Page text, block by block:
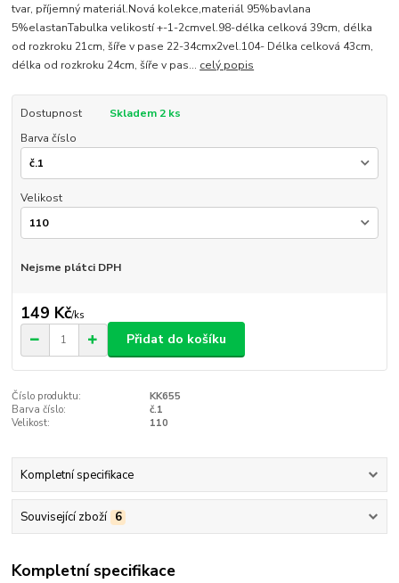
tvar, příjemný materiál.Nová kolekce,materiál 95%bavlana
5%elastanTabulka velikostí +-1-2cmvel.98-délka celková 39cm, délka
od rozkroku 21cm, šíře v pase 22-34cmx2vel.104- Délka celková 43cm,
délka od rozkroku 24cm, šíře v pas... celý popis
Dostupnost
Skladem 2 ks
Barva číslo
Velikost
Nejsme plátci DPH
149 Kč/ks
Přidat do košíku
Číslo produktu:
KK655
Barva číslo:
č.1
Velikost:
110
Kompletní specifikace
Související zboží 6
Kompletní specifikace